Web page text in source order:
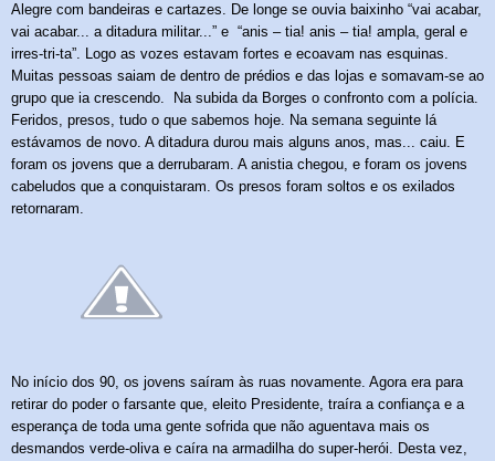
Alegre com bandeiras e cartazes. De longe se ouvia baixinho “vai acabar,
vai acabar... a ditadura militar...” e “anis – tia! anis – tia! ampla, geral e
irres-tri-ta”. Logo as vozes estavam fortes e ecoavam nas esquinas.
Muitas pessoas saiam de dentro de prédios e das lojas e somavam-se ao
grupo que ia crescendo.
Na subida da Borges o confronto com a polícia.
Feridos, presos, tudo o que sabemos hoje. Na semana seguinte lá
estávamos de novo. A ditadura durou mais alguns anos, mas... caiu. E
foram os jovens que a derrubaram. A anistia chegou, e foram os jovens
cabeludos que a conquistaram. Os presos foram soltos e os exilados
retornaram.
No início dos 90, os jovens saíram às ruas novamente. Agora era para
retirar do poder o farsante que, eleito Presidente, traíra a confiança e a
esperança de toda uma gente sofrida que não aguentava mais os
desmandos verde-oliva e caíra na armadilha do super-herói. Desta vez,